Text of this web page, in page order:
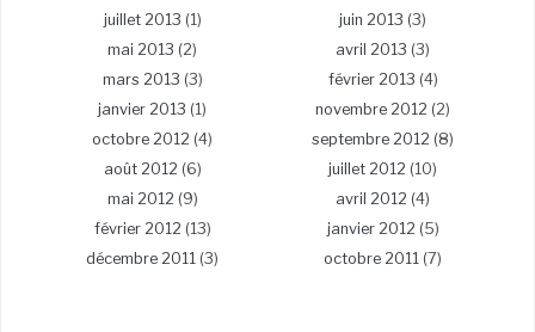
juillet 2013 (1) juin 2013 (3)
mai 2013 (2) avril 2013 (3)
mars 2013 (3) février 2013 (4)
janvier 2013 (1) novembre 2012 (2)
octobre 2012 (4) septembre 2012 (8)
août 2012 (6) juillet 2012 (10)
mai 2012 (9) avril 2012 (4)
février 2012 (13) janvier 2012 (5)
décembre 2011 (3) octobre 2011 (7)